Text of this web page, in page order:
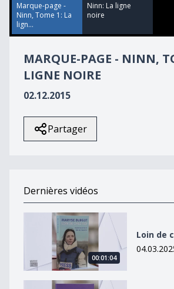
56
seconds
Marque-page -
Ninn, Tome 1: La
lign...
Ninn: La ligne
noire
MARQUE-PAGE - NINN,
LIGNE NOIRE
02.12.2015
Partager
Dernières vidéos
Loin de chez moi
00:01:04
Loin de